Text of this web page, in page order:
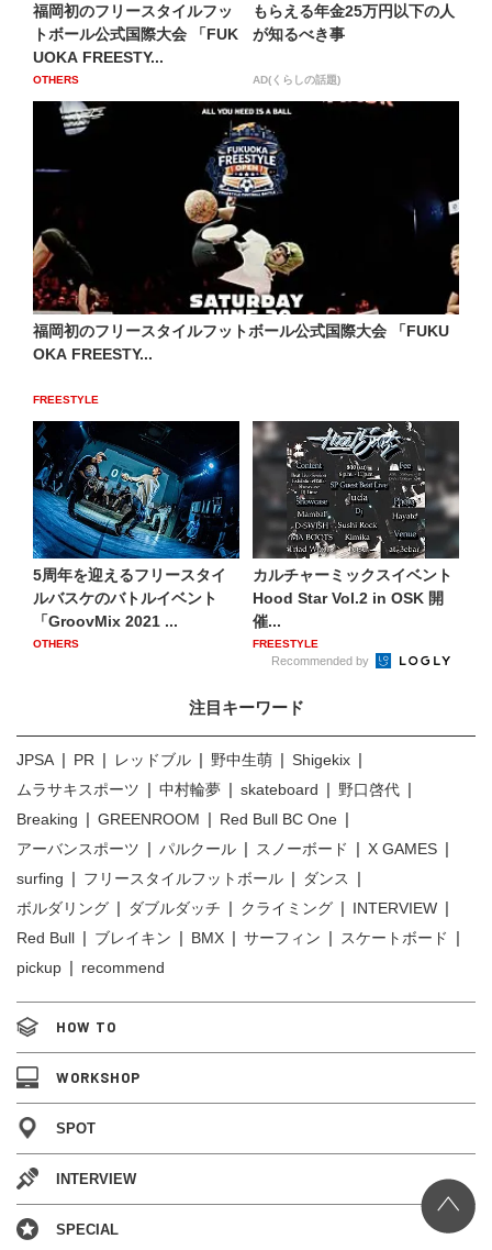
福岡初のフリースタイルフッ
トボール公式国際大会 「FUK
UOKA FREESTY...
OTHERS
もらえる年金25万円以下の人
が知るべき事
AD(くらしの話題)
福岡初のフリースタイルフットボール公式国際大会 「FUKU
OKA FREESTY...
FREESTYLE
5周年を迎えるフリースタイ
ルバスケのバトルイベント
「GroovMix 2021 ...
OTHERS
カルチャーミックスイベント
Hood Star Vol.2 in OSK 開
催...
FREESTYLE
Recommended by
注目キーワード
JPSA PR レッドブル 野中生萌
Shigekix
ムラサキスポーツ
中村輪夢 skateboard
野口啓代
Breaking
GREENROOM
Red Bull BC One
アーバンスポーツ
パルクール スノーボード
X GAMES
surfing
フリースタイルフットボール
ダンス
ボルダリング
ダブルダッチ クライミング
INTERVIEW
Red Bull
ブレイキン BMX サーフィン
スケートボード
pickup
recommend
HOW TO
WORKSHOP
SPOT
INTERVIEW
SPECIAL